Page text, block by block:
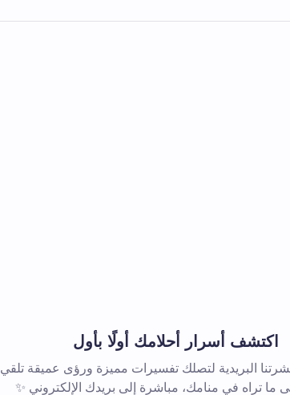
اكتشف أسرار أحلامك أولًا بأول
البريدية لتصلك تفسيرات مميزة ورؤى عميقة تلقي
ما تراه في منامك، مباشرة إلى بريدك الإلكتروني ✨